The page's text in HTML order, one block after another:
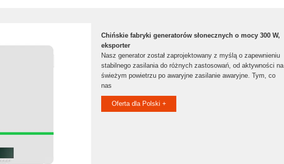
Chińskie fabryki generatorów słonecznych o mocy 300 W,
eksporter
Nasz generator został zaprojektowany z myślą o zapewnieniu
stabilnego zasilania do różnych zastosowań, od aktywności na
świeżym powietrzu po awaryjne zasilanie awaryjne. Tym, co
nas
Oferta dla Polski +